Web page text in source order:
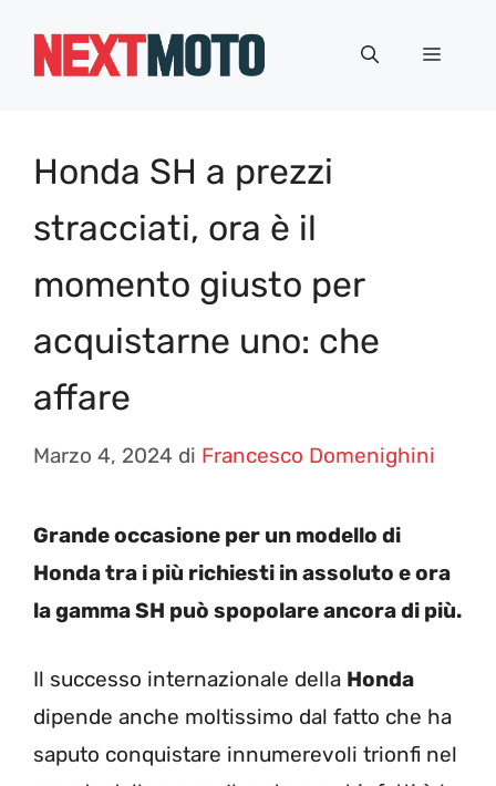
Menu
Honda SH a prezzi
stracciati, ora è il
momento giusto per
acquistarne uno: che
affare
Marzo 4, 2024 di Francesco Domenighini
Grande occasione per un modello di
Honda tra i più richiesti in assoluto e ora
la gamma SH può spopolare ancora di più.
Il successo internazionale della Honda
dipende anche moltissimo dal fatto che ha
saputo conquistare innumerevoli trionfi nel